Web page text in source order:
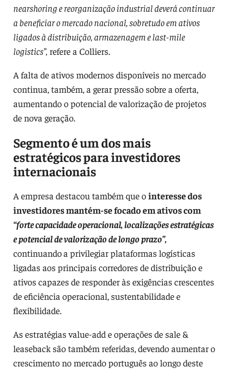
nearshoring e reorganização industrial deverá continuar
a beneficiar o mercado nacional, sobretudo em ativos
ligados à distribuição, armazenagem e last-mile
logistics”, refere a Colliers.
A falta de ativos modernos disponíveis no mercado
continua, também, a gerar pressão sobre a oferta,
aumentando o potencial de valorização de projetos
de nova geração.
Segmento é um dos mais
estratégicos para investidores
internacionais
A empresa destacou também que ointeresse dos
investidores mantém-se focado em ativos com
“forte capacidade operacional, localizações estratégicas
e potencial de valorização de longo prazo”,
continuandoa privilegiar plataformas logísticas
ligadas aos principais corredores de distribuição e
ativos capazes de responder às exigências crescentes
de eficiência operacional, sustentabilidade e
flexibilidade.
As estratégias value-add e operações de sale &
leaseback são também referidas, devendo aumentar o
crescimento no mercado português ao longo deste